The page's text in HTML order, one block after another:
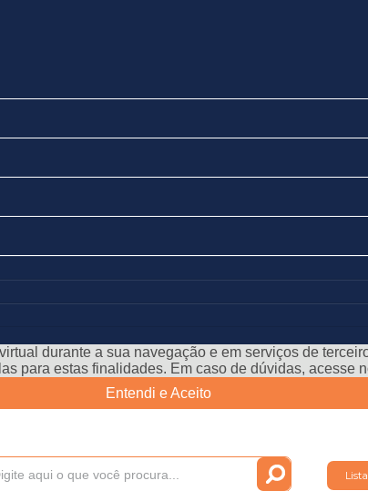
durante a sua navegação e em serviços de
para estas finalidades. Em caso de dúvidas, acesse
Entendi e Aceito